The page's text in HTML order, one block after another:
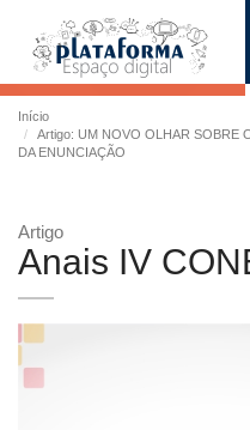
Início
Artigo: UM NOVO OLHAR SOBRE
DA ENUNCIAÇÃO
Artigo
Anais IV